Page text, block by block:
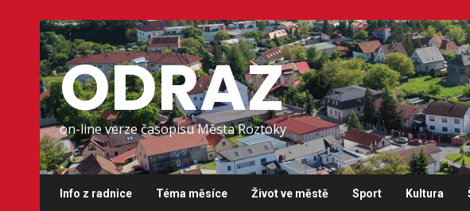
Skip
to
content
ODRAZ
on-line verze časopisu Města Roztoky
Info z radnice Téma měsíce Život ve městě Sport Kultura